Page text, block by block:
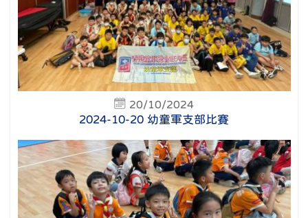
20/10/2024
2024-10-20 幼童軍支部比賽